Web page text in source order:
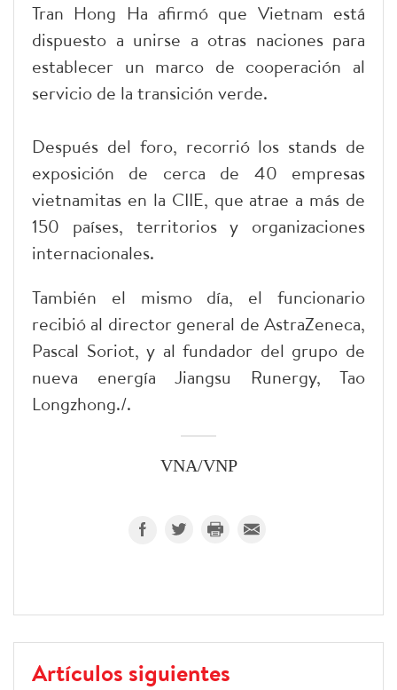
Tran Hong Ha afirmó que Vietnam está
dispuesto a unirse a otras naciones para
establecer un marco de cooperación al
servicio de la transición verde.
Después del foro, recorrió los stands de
exposición de cerca de 40 empresas
vietnamitas en la CIIE, que atrae a más de
150 países, territorios y organizaciones
internacionales.
También el mismo día, el funcionario
recibió al director general de AstraZeneca,
Pascal Soriot, y al fundador del grupo de
nueva energía Jiangsu Runergy, Tao
Longzhong./.
VNA/VNP
Artículos siguientes